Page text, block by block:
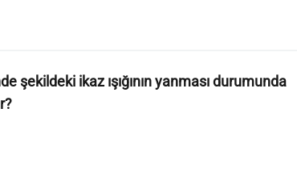
şekildeki ikaz ışığının yanması durumunda